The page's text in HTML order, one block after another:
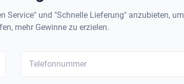
Service" und "Schnelle Lieferung" anzubieten, um
mehr Gewinne zu erzielen.